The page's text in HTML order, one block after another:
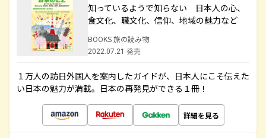
知っているようで知らない 日本人の心、
食文化、職文化、信仰、地域の魅力など
BOOKS 旅の読み物
2022.07.21 発売
１万人の訪日外国人を案内したガイドが、日本人にこそ伝えた
い日本の魅力が満載。日本の再発見ができる１冊！
詳細を見る